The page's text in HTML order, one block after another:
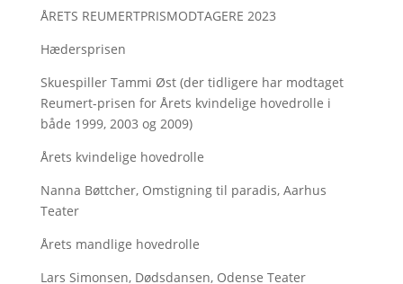
ÅRETS REUMERTPRISMODTAGERE 2023
Hædersprisen
Skuespiller Tammi Øst (der tidligere har modtaget
Reumert-prisen for Årets kvindelige hovedrolle i
både 1999, 2003 og 2009)
Årets kvindelige hovedrolle
Nanna Bøttcher, Omstigning til paradis, Aarhus
Teater
Årets mandlige hovedrolle
Lars Simonsen, Dødsdansen, Odense Teater